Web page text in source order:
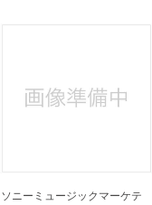
ソニーミュージックマーケテ